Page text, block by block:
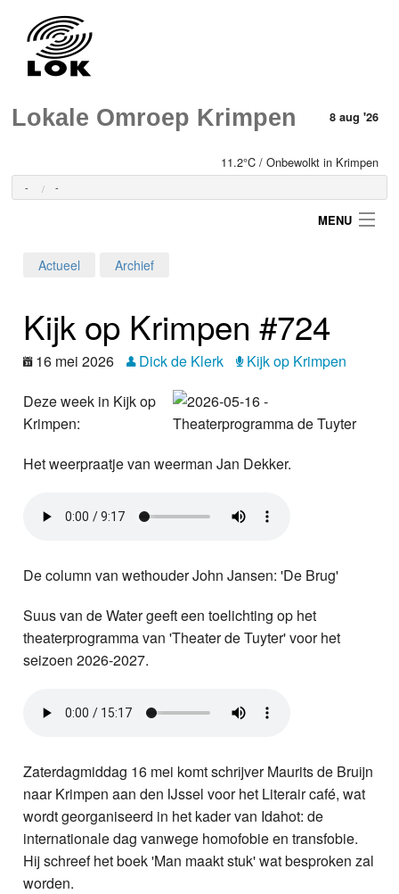
Lokale Omroep Krimpen 8 aug '26
11.2°C / Onbewolkt in Krimpen
- -
MENU
Home
Programma's
Nieuws
Foto's
Actueel Archief
Kijk op Krimpen #724
16 mei 2026 Dick de Klerk
Kijk op Krimpen
Deze week in Kijk op
Krimpen:
Het weerpraatje van weerman Jan Dekker.
De column van wethouder John Jansen: 'De Brug'
Suus van de Water geeft een toelichting op het
theaterprogramma van 'Theater de Tuyter' voor het
seizoen 2026-2027.
Zaterdagmiddag 16 mei komt schrijver Maurits de Bruijn
naar Krimpen aan den IJssel voor het Literair café, wat
wordt georganiseerd in het kader van Idahot: de
internationale dag vanwege homofobie en transfobie.
Hij schreef het boek 'Man maakt stuk' wat besproken zal
worden.